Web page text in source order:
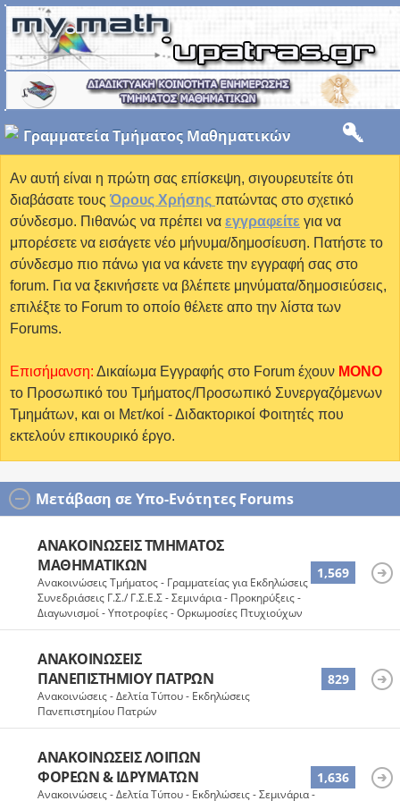
Γραμματεία Τμήματος Μαθηματικών
Αν αυτή είναι η πρώτη σας επίσκεψη, σιγουρευτείτε ότι
διαβάσατε τους Όρους Χρήσης πατώντας στο σχετικό
σύνδεσμο. Πιθανώς να πρέπει να εγγραφείτε για να
μπορέσετε να εισάγετε νέο μήνυμα/δημοσίευση. Πατήστε το
σύνδεσμο πιο πάνω για να κάνετε την εγγραφή σας στο
forum. Για να ξεκινήσετε να βλέπετε μηνύματα/δημοσιεύσεις,
επιλέξτε το Forum το οποίο θέλετε απο την λίστα των
Forums.
Επισήμανση: Δικαίωμα Εγγραφής στο Forum έχουν MONO
το Προσωπικό του Τμήματος/Προσωπικό Συνεργαζόμενων
Τμημάτων, και οι Μετ/κοί - Διδακτορικοί Φοιτητές που
εκτελούν επικουρικό έργο.
Μετάβαση σε Υπο-Ενότητες Forums
ΑΝΑΚΟΙΝΏΣΕΙΣ ΤΜΉΜΑΤΟΣ
ΜΑΘΗΜΑΤΙΚΏΝ
Ανακοινώσεις Τμήματος - Γραμματείας για Εκδηλώσεις -
Συνεδριάσεις Γ.Σ./ Γ.Σ.Ε.Σ - Σεμινάρια - Προκηρύξεις -
Διαγωνισμοί - Υποτροφίες - Ορκωμοσίες Πτυχιούχων
1,569
ΑΝΑΚΟΙΝΏΣΕΙΣ
ΠΑΝΕΠΙΣΤΗΜΊΟΥ ΠΑΤΡΏΝ
Ανακοινώσεις - Δελτία Τύπου - Εκδηλώσεις
Πανεπιστημίου Πατρών
829
ΑΝΑΚΟΙΝΏΣΕΙΣ ΛΟΙΠΏΝ
ΦΟΡΈΩΝ & ΙΔΡΥΜΆΤΩΝ
Ανακοινώσεις - Δελτία Τύπου - Εκδηλώσεις - Σεμινάρια -
1,636